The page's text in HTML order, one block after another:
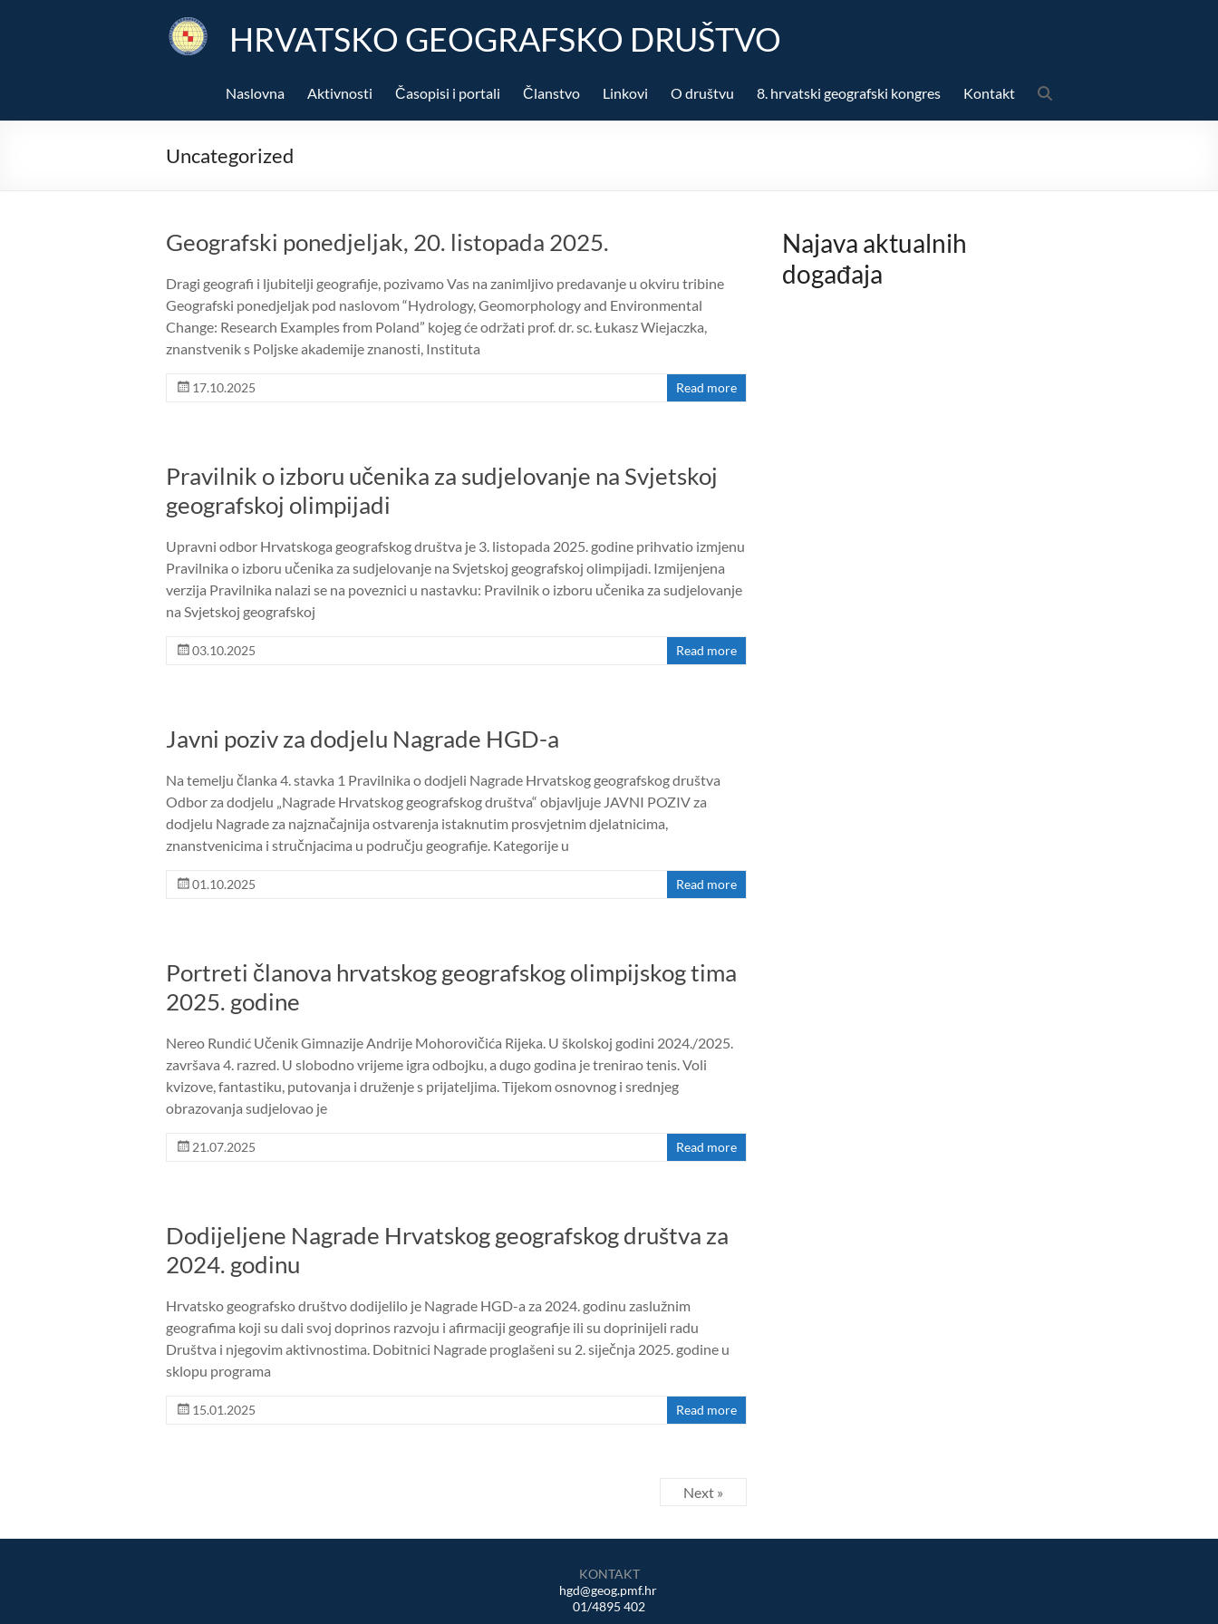
HRVATSKO GEOGRAFSKO DRUŠTVO
Naslovna Aktivnosti Časopisi i portali Članstvo Linkovi O društvu 8. hrvatski geografski kongres Kontakt
Uncategorized
Geografski ponedjeljak, 20. listopada 2025.
Dragi geografi i ljubitelji geografije, pozivamo Vas na zanimljivo predavanje u okviru tribine
Geografski ponedjeljak pod naslovom “Hydrology, Geomorphology and Environmental
Change: Research Examples from Poland” kojeg će održati prof. dr. sc. Łukasz Wiejaczka,
znanstvenik s Poljske akademije znanosti, Instituta
17.10.2025 Read more
Pravilnik o izboru učenika za sudjelovanje na Svjetskoj
geografskoj olimpijadi
Upravni odbor Hrvatskoga geografskog društva je 3. listopada 2025. godine prihvatio izmjenu
Pravilnika o izboru učenika za sudjelovanje na Svjetskoj geografskoj olimpijadi. Izmijenjena
verzija Pravilnika nalazi se na poveznici u nastavku: Pravilnik o izboru učenika za sudjelovanje
na Svjetskoj geografskoj
03.10.2025 Read more
Javni poziv za dodjelu Nagrade HGD-a
Na temelju članka 4. stavka 1 Pravilnika o dodjeli Nagrade Hrvatskog geografskog društva
Odbor za dodjelu „Nagrade Hrvatskog geografskog društva“ objavljuje JAVNI POZIV za
dodjelu Nagrade za najznačajnija ostvarenja istaknutim prosvjetnim djelatnicima,
znanstvenicima i stručnjacima u području geografije. Kategorije u
01.10.2025 Read more
Portreti članova hrvatskog geografskog olimpijskog tima
2025. godine
Nereo Rundić Učenik Gimnazije Andrije Mohorovičića Rijeka. U školskoj godini 2024./2025.
završava 4. razred. U slobodno vrijeme igra odbojku, a dugo godina je trenirao tenis. Voli
kvizove, fantastiku, putovanja i druženje s prijateljima. Tijekom osnovnog i srednjeg
obrazovanja sudjelovao je
21.07.2025 Read more
Dodijeljene Nagrade Hrvatskog geografskog društva za
2024. godinu
Hrvatsko geografsko društvo dodijelilo je Nagrade HGD-a za 2024. godinu zaslužnim
geografima koji su dali svoj doprinos razvoju i afirmaciji geografije ili su doprinijeli radu
Društva i njegovim aktivnostima. Dobitnici Nagrade proglašeni su 2. siječnja 2025. godine u
sklopu programa
15.01.2025 Read more
Next »
Najava aktualnih
događaja
KONTAKT
hgd@geog.pmf.hr
01/4895 402